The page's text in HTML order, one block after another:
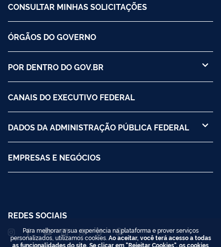
CONSULTAR MINHAS SOLICITAÇÕES
ÓRGÃOS DO GOVERNO
POR DENTRO DO GOV.BR
CANAIS DO EXECUTIVO FEDERAL
DADOS DA ADMINISTRAÇÃO PÚBLICA FEDERAL
EMPRESAS E NEGÓCIOS
REDES SOCIAIS
Para melhorar a sua experiência na plataforma e prover serviços
personalizados, utilizamos cookies. Ao aceitar, você terá acesso a todas
as funcionalidades do site. Se clicar em "Rejeitar Cookies", os cookies